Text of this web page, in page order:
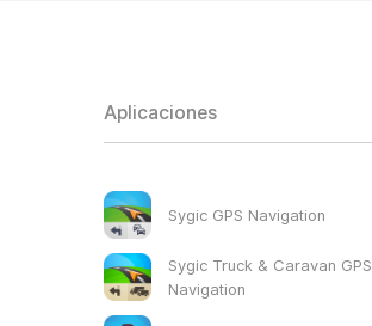
Aplicaciones
Sygic GPS Navigation
Sygic Truck & Caravan GPS
Navigation